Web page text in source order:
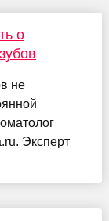
о
не
Эксперт